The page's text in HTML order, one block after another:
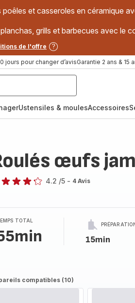
et casseroles en céramique
grills et barbecues avec le
de l'offre
jours pour changer d’avisGarantie 2 ans & 15
Ustensiles & moulesAccessoires
œufs
4.2 /5 - 4 Avis
TOTAL
15min
compatibles (10)